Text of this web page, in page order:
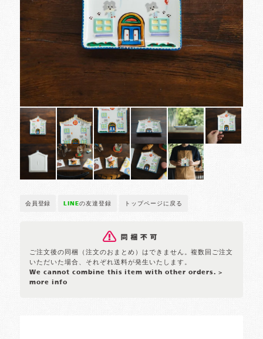
会員登録 LINEの友達登録 トップページに戻る
ご注文後の同梱（注文のおまとめ）はできません。複数回ご注文
いただいた場合、それぞれ送料が発生いたします。
We cannot combine this item with other orders. >
more info